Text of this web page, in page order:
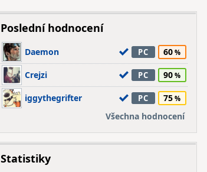
Poslední hodnocení
Daemon PC 60
Crejzi PC 90
iggythegrifter PC
75
Všechna hodnocení
Statistiky